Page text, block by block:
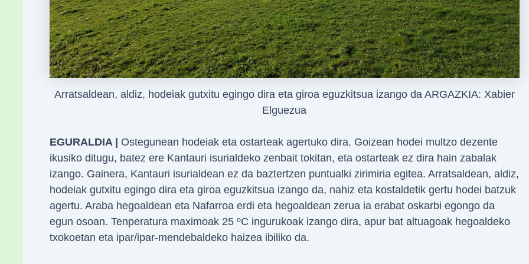
Arratsaldean, aldiz, hodeiak gutxitu egingo dira eta giroa eguzkitsua izango da ARGAZKIA: Xabier
Elguezua
EGURALDIA | Ostegunean hodeiak eta ostarteak agertuko dira. Goizean hodei multzo dezente
ikusiko ditugu, batez ere Kantauri isurialdeko zenbait tokitan, eta ostarteak ez dira hain zabalak
izango. Gainera, Kantauri isurialdean ez da baztertzen puntualki zirimiria egitea. Arratsaldean, aldiz,
hodeiak gutxitu egingo dira eta giroa eguzkitsua izango da, nahiz eta kostaldetik gertu hodei batzuk
agertu. Araba hegoaldean eta Nafarroa erdi eta hegoaldean zerua ia erabat oskarbi egongo da
egun osoan. Tenperatura maximoak 25 ºC ingurukoak izango dira, apur bat altuagoak hegoaldeko
txokoetan eta ipar/ipar-mendebaldeko haizea ibiliko da.